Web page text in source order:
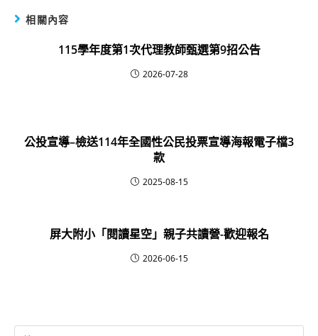
相關內容
115學年度第1次代理教師甄選第9招公告
2026-07-28
公投宣導–檢送114年全國性公民投票宣導海報電子檔3
款
2025-08-15
屏大附小「閱讀星空」親子共讀營-歡迎報名
2026-06-15
Search